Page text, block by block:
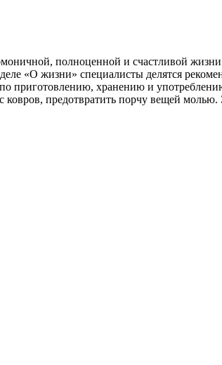
полноценной и счастливой
«О жизни» специалисты делятся
приготовлению, хранению и
предотвратить порчу вещей молью.